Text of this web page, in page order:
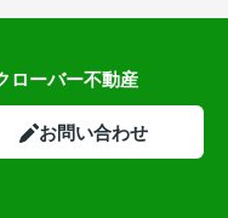
ローバー不動産
お問い合わせ